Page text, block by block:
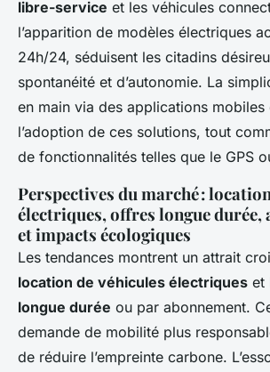
libre-service et les véhicules
l’apparition de modèles électriques
24h/24, séduisent les citadins
spontanéité et d’autonomie. La
en main via des applications mobiles
l’adoption de ces solutions, tout
de fonctionnalités telles que le GPS
Perspectives du marché :
électriques, offres longue durée,
et impacts écologiques
Les tendances montrent un attrait
location de véhicules électriques et
longue durée ou par abonnement.
demande de mobilité plus
de réduire l’empreinte carbone.